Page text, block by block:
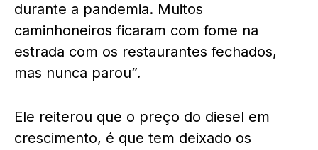
durante a pandemia. Muitos
caminhoneiros ficaram com fome na
estrada com os restaurantes fechados,
mas nunca parou”.
Ele reiterou que o preço do diesel em
crescimento, é que tem deixado os